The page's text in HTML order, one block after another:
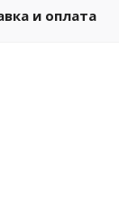
и оплата